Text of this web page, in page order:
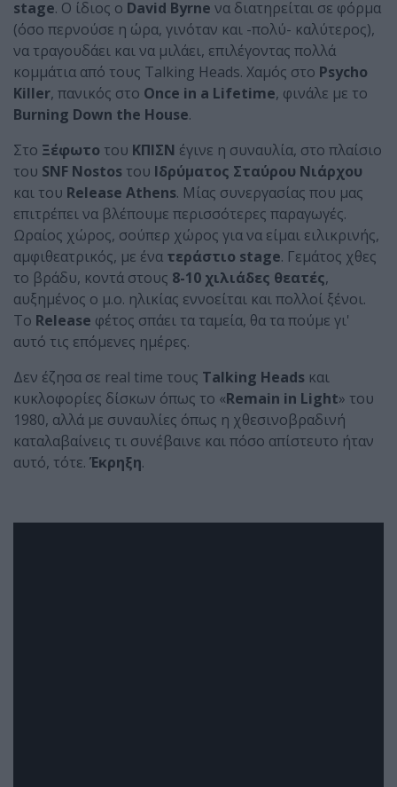
stage. O ίδιος ο David Byrne να διατηρείται σε φόρμα
(όσο περνούσε η ώρα, γινόταν και -πολύ- καλύτερος),
να τραγουδάει και να μιλάει, επιλέγοντας πολλά
κομμάτια από τους Talking Heads. Χαμός στο Psycho
Killer, πανικός στο Once in a Lifetime, φινάλε με το
Burning Down the House.
Στο Ξέφωτο του ΚΠΙΣΝ έγινε η συναυλία, στο πλαίσιο
του SNF Nostos του Ιδρύματος Σταύρου Νιάρχου
και του Release Athens. Μίας συνεργασίας που μας
επιτρέπει να βλέπουμε περισσότερες παραγωγές.
Ωραίος χώρος, σούπερ χώρος για να είμαι ειλικρινής,
αμφιθεατρικός, με ένα τεράστιο stage. Γεμάτος χθες
το βράδυ, κοντά στους 8-10 χιλιάδες θεατές,
αυξημένος ο μ.ο. ηλικίας εννοείται και πολλοί ξένοι.
Το Release φέτος σπάει τα ταμεία, θα τα πούμε γι'
αυτό τις επόμενες ημέρες.
Δεν έζησα σε real time τους Talking Heads και
κυκλοφορίες δίσκων όπως το «Remain in Light» του
1980, αλλά με συναυλίες όπως η χθεσινοβραδινή
καταλαβαίνεις τι συνέβαινε και πόσο απίστευτο ήταν
αυτό, τότε. Έκρηξη.